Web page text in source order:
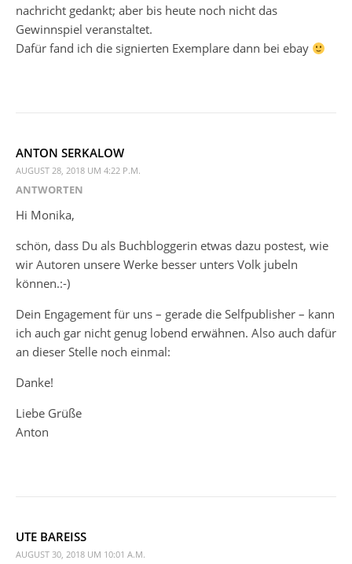
nachricht gedankt; aber bis heute noch nicht das
Gewinnspiel veranstaltet.
Dafür fand ich die signierten Exemplare dann bei ebay
ANTON SERKALOW
AUGUST 28, 2018 UM 4:22 P.M.
ANTWORTEN
Hi Monika,
schön, dass Du als Buchbloggerin etwas dazu postest, wie
wir Autoren unsere Werke besser unters Volk jubeln
können.:-)
Dein Engagement für uns – gerade die Selfpublisher – kann
ich auch gar nicht genug lobend erwähnen. Also auch dafür
an dieser Stelle noch einmal:
Danke!
Liebe Grüße
Anton
UTE BAREISS
AUGUST 30, 2018 UM 10:01 A.M.